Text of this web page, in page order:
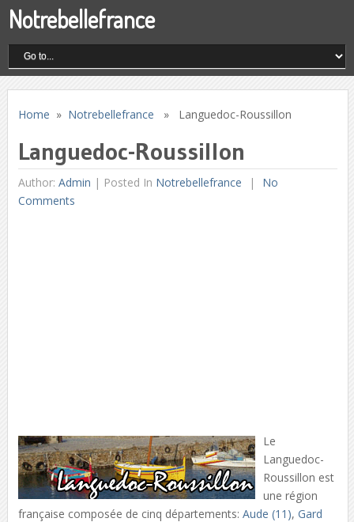
Notrebellefrance
Home » Notrebellefrance » Languedoc-Roussillon
Languedoc-Roussillon
Author: Admin | Posted In Notrebellefrance
No
Comments
Le
Languedoc-
Roussillon est
une région
française composée de cinq départements: Aude (11), Gard